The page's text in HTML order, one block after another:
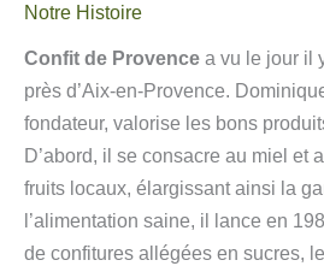
Notre Histoire
Confit de Provence a vu le jour il
près d’Aix-en-Provence.
fondateur, valorise les bons
D’abord, il se consacre au miel et
fruits locaux, élargissant ainsi la
l’alimentation saine, il lance en
de confitures allégées en sucres,